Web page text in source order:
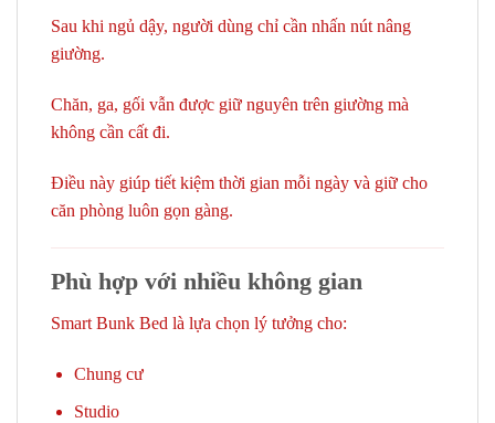
Sau khi ngủ dậy, người dùng chỉ cần nhấn nút nâng
giường.
Chăn, ga, gối vẫn được giữ nguyên trên giường mà
không cần cất đi.
Điều này giúp tiết kiệm thời gian mỗi ngày và giữ cho
căn phòng luôn gọn gàng.
Phù hợp với nhiều không gian
Smart Bunk Bed là lựa chọn lý tưởng cho:
Chung cư
Studio